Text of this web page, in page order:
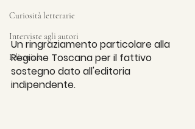
Curiosità letterarie
Interviste agli autori
Editoriale
Un ringraziamento particolare alla
Regione Toscana per il fattivo
sostegno dato all'editoria
indipendente.